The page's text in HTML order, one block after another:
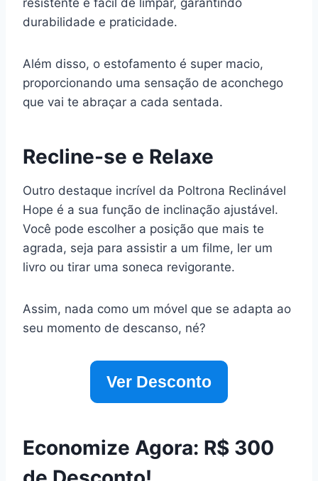
durabilidade e praticidade.
Além disso, o estofamento é super macio,
proporcionando uma sensação de aconchego
que vai te abraçar a cada sentada.
Recline-se e Relaxe
Outro destaque incrível da Poltrona Reclinável
Hope é a sua função de inclinação ajustável.
Você pode escolher a posição que mais te
agrada, seja para assistir a um filme, ler um
livro ou tirar uma soneca revigorante.
Assim, nada como um móvel que se adapta ao
seu momento de descanso, né?
Ver Desconto
Economize Agora: R$ 300